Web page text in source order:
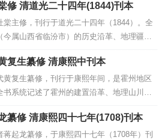
过程中注重考据，对前代史料多有辨正补
、赋税等记载颇具参考价值...
大宁县志 八卷 (清)杜棠修 清道光二十四年(1844)刊本
棠主修，刊行于道光二十四年（1844）。全
属山西省临汾市）的历史沿革、地理疆
人文风俗等内容，涵盖政治、经济、文化
地方志文献，该书具有较高的史料价值，
会状况、地方治理及历史变迁...
鼎修霍州志 十卷 (清)黄复生纂修 清康熙中刊本
黄复生纂修，刊行于康熙年间，是霍州地区
系统记述了霍州的建置沿革、地理山川、
度以及诗文古迹等内容，展现了明清之际
黄复生考据严谨，纂修时参考了大量前代
许多珍贵的历史记载，又对旧志...
夏县志 四卷 (清)蒋起龙纂修 清康熙四十七年(1708)刊本
蒋起龙纂修，于康熙四十七年（1708年）刊